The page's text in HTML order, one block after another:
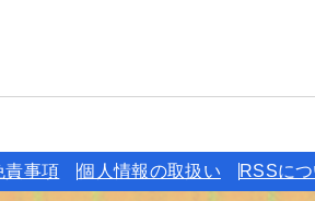
責事項 個人情報の取扱い RSSに